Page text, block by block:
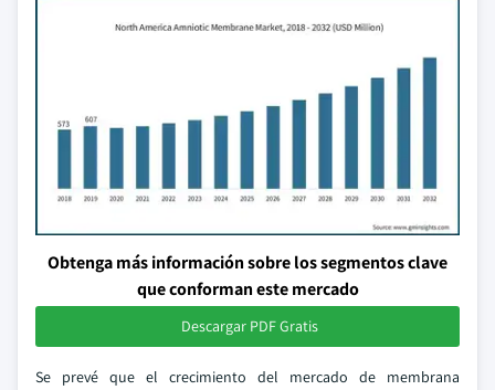
Obtenga más información sobre los segmentos clave
que conforman este mercado
Descargar PDF Gratis
Se prevé que el crecimiento del mercado de membrana